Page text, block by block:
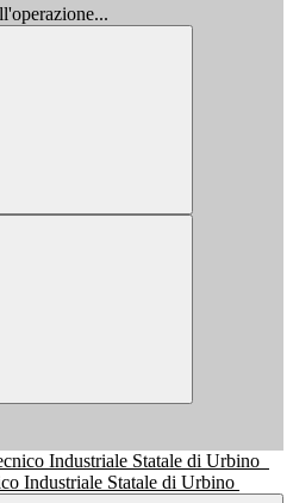
Industriale Statale di Urbino